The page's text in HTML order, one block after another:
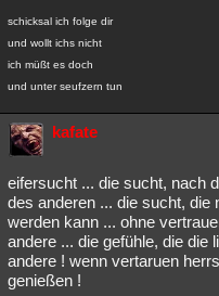
schicksal ich folge dir
und wollt ichs nicht
ich müßt es doch
und unter seufzern tun
kafate
eifersucht ... die sucht, nach
des anderen ... die sucht, die
werden kann ... ohne
andere ... die gefühle, die die
andere ! wenn vertaruen
genießen !